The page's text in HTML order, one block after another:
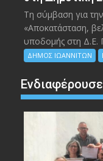
Τη σύμβαση για
«Αποκατάσταση,
υποδομής στη Δ.Ε.
ΔΗΜΟΣ ΙΩΑΝΝΙΤΩΝ